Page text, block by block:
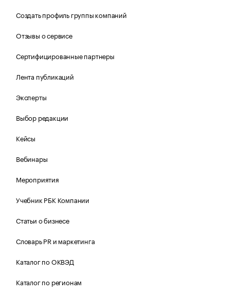
Создать профиль группы компаний
Отзывы о сервисе
Сертифицированные партнеры
Лента публикаций
Эксперты
Выбор редакции
Кейсы
Вебинары
Мероприятия
Учебник РБК Компании
Статьи о бизнесе
Словарь PR и маркетинга
Каталог по ОКВЭД
Каталог по регионам